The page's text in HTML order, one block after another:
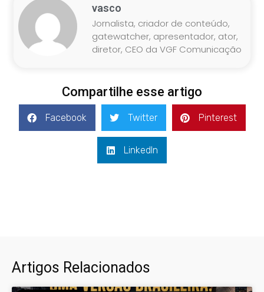
vasco
Jornalista, criador de conteúdo,
gatewatcher, apresentador, ator,
diretor, CEO da VGF Comunicação
Compartilhe esse artigo
Facebook Twitter Pinterest
LinkedIn
Artigos Relacionados